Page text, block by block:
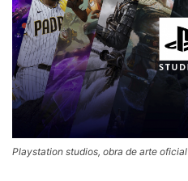
Playstation studios, obra de arte oficial